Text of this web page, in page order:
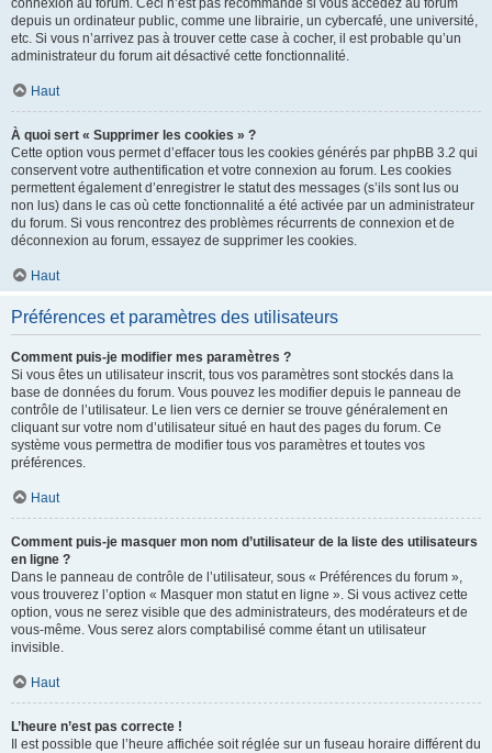
connexion au forum. Ceci n’est pas recommandé si vous accédez au forum
depuis un ordinateur public, comme une librairie, un cybercafé, une université,
etc. Si vous n’arrivez pas à trouver cette case à cocher, il est probable qu’un
administrateur du forum ait désactivé cette fonctionnalité.
Haut
À quoi sert « Supprimer les cookies » ?
Cette option vous permet d’effacer tous les cookies générés par phpBB 3.2 qui
conservent votre authentification et votre connexion au forum. Les cookies
permettent également d’enregistrer le statut des messages (s’ils sont lus ou
non lus) dans le cas où cette fonctionnalité a été activée par un administrateur
du forum. Si vous rencontrez des problèmes récurrents de connexion et de
déconnexion au forum, essayez de supprimer les cookies.
Haut
Préférences et paramètres des utilisateurs
Comment puis-je modifier mes paramètres ?
Si vous êtes un utilisateur inscrit, tous vos paramètres sont stockés dans la
base de données du forum. Vous pouvez les modifier depuis le panneau de
contrôle de l’utilisateur. Le lien vers ce dernier se trouve généralement en
cliquant sur votre nom d’utilisateur situé en haut des pages du forum. Ce
système vous permettra de modifier tous vos paramètres et toutes vos
préférences.
Haut
Comment puis-je masquer mon nom d’utilisateur de la liste des utilisateurs
en ligne ?
Dans le panneau de contrôle de l’utilisateur, sous « Préférences du forum »,
vous trouverez l’option « Masquer mon statut en ligne ». Si vous activez cette
option, vous ne serez visible que des administrateurs, des modérateurs et de
vous-même. Vous serez alors comptabilisé comme étant un utilisateur
invisible.
Haut
L’heure n’est pas correcte !
Il est possible que l’heure affichée soit réglée sur un fuseau horaire différent du